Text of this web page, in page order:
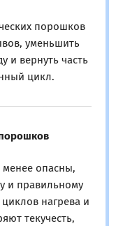
порошков
уменьшить
и вернуть часть
цикл.
опасны,
и правильному
нагрева и
текучесть,